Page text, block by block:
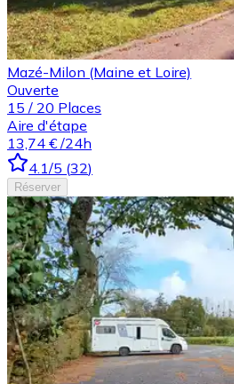
Mazé-Milon (Maine et Loire)
Ouverte
15 / 20 Places
Aire d'étape
13,74 € /24h
4.1/5 (32)
Réserver